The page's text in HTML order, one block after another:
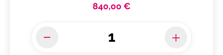
840,00 €